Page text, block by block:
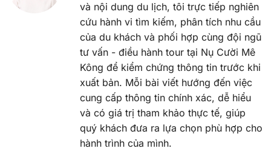
và nội dung du lịch, tôi trực tiếp nghiên
cứu hành vi tìm kiếm, phân tích nhu cầu
của du khách và phối hợp cùng đội ngũ
tư vấn - điều hành tour tại Nụ Cười Mê
Kông để kiểm chứng thông tin trước khi
xuất bản. Mỗi bài viết hướng đến việc
cung cấp thông tin chính xác, dễ hiểu
và có giá trị tham khảo thực tế, giúp
quý khách đưa ra lựa chọn phù hợp cho
hành trình của mình.